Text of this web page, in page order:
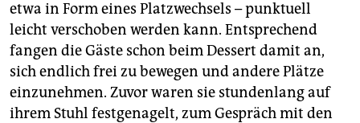
etwa in Form eines Platzwechsels – punktuell
leicht verschoben werden kann. Entsprechend
fangen die Gäste schon beim Dessert damit an,
sich endlich frei zu bewegen und andere Plätze
einzunehmen. Zuvor waren sie stundenlang auf
ihrem Stuhl festgenagelt, zum Gespräch mit den